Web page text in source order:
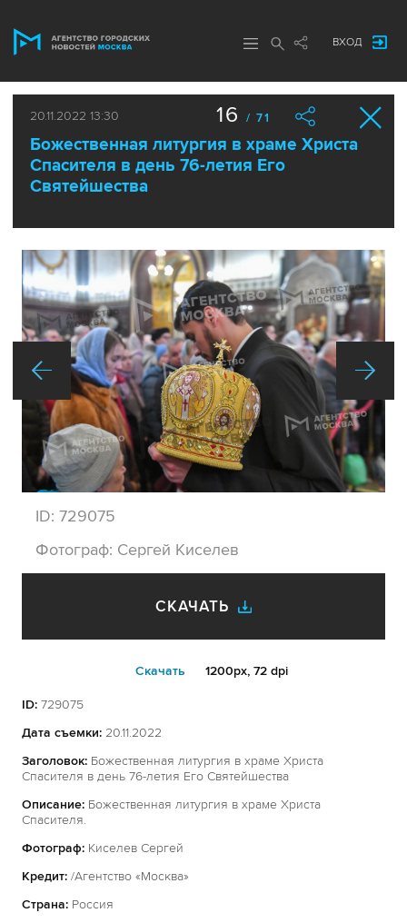
ВХОД
20.11.2022 13:30
Божественная литургия в храме Христа
Спасителя в день 76-летия Его
Святейшества
16 / 71
ID: 729075
Фотограф: Сергей Киселев
СКАЧАТЬ
Cкачать 1200px, 72 dpi
ID: 729075
Дата съемки: 20.11.2022
Заголовок: Божественная литургия в храме Христа
Спасителя в день 76-летия Его Святейшества
Описание: Божественная литургия в храме Христа
Спасителя.
Фотограф: Киселев Сергей
Кредит: /Агентство «Москва»
Страна: Россия